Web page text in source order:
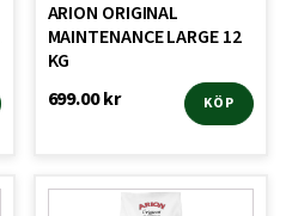
ARION ORIGINAL
MAINTENANCE LARGE 12
KG
699.00kr KÖP